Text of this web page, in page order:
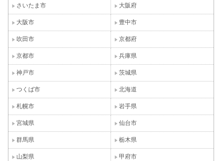
さいたま市 大阪府
大阪市 豊中市
吹田市 京都府
京都市 兵庫県
神戸市 茨城県
つくば市 北海道
札幌市 岩手県
宮城県 仙台市
群馬県 栃木県
山梨県 甲府市